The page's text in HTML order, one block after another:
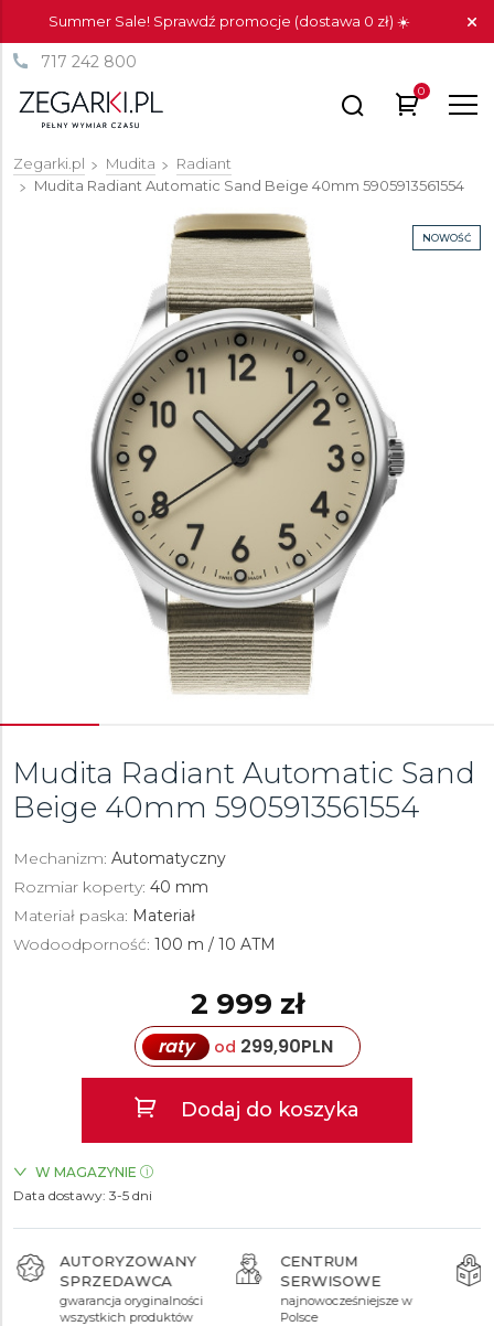
Summer Sale! Sprawdź promocje (dostawa 0 zł) ☀️
717 242 800
0
Zegarki.pl Mudita
Radiant
Mudita Radiant Automatic Sand Beige 40mm 5905913561554
NOWOŚĆ
Mudita Radiant Automatic Sand
Beige 40mm 5905913561554
Mechanizm: Automatyczny
Rozmiar koperty: 40 mm
Materiał paska: Materiał
Wodoodporność: 100 m / 10 ATM
2 999 zł
raty od 299,90PLN
Dodaj do koszyka
W MAGAZYNIE
ZEGARKI.PL Blue City Warszawa
Data dostawy: 3-5 dni
AUTORYZOWANY
SPRZEDAWCA
gwarancja oryginalności
wszystkich produktów
CENTRUM
SERWISOWE
najnowocześniejsze w
Polsce